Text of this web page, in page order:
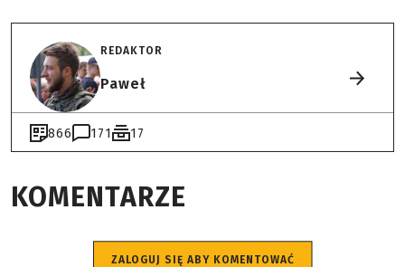
REDAKTOR
Paweł
866 171 17
KOMENTARZE
ZALOGUJ SIĘ ABY KOMENTOWAĆ